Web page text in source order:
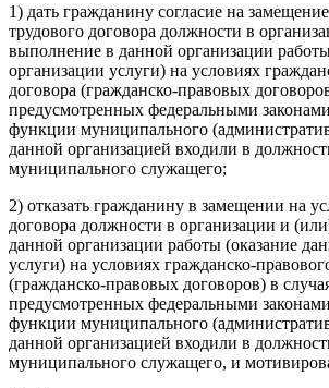
1) дать гражданину согласие на
трудового договора должности в
выполнение в данной организации
организации услуги) на условиях
договора (гражданско-правовых
предусмотренных федеральными
функции муниципального
данной организацией входили в
муниципального служащего;
2) отказать гражданину в замещении на
договора должности в организации и
данной организации работы (оказание
услуги) на условиях гражданско-
(гражданско-правовых договоров) в
предусмотренных федеральными
функции муниципального
данной организацией входили в
муниципального служащего, и